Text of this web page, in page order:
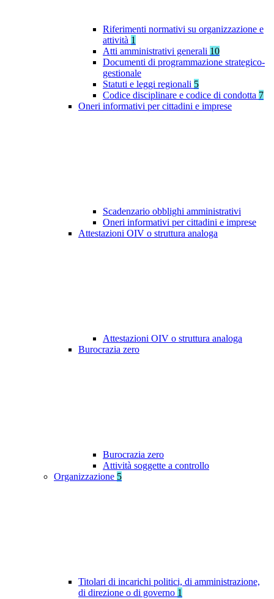
Riferimenti normativi su organizzazione e
attività 1
Atti amministrativi generali 10
Documenti di programmazione strategico-
gestionale
Statuti e leggi regionali 5
Codice disciplinare e codice di condotta 7
Oneri informativi per cittadini e imprese
Scadenzario obblighi amministrativi
Oneri informativi per cittadini e imprese
Attestazioni OIV o struttura analoga
Attestazioni OIV o struttura analoga
Burocrazia zero
Burocrazia zero
Attività soggette a controllo
Organizzazione 5
Titolari di incarichi politici, di amministrazione,
di direzione o di governo 1